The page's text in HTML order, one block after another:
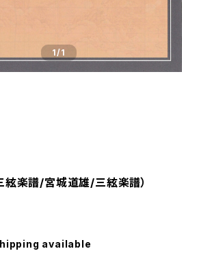
1/1
楽譜/宮城道雄/三絃楽譜）
available